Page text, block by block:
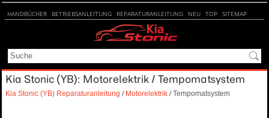
HANDBÜCHER BETRIEBSANLEITUNG REPARATURANLEITUNG NEU TOP SITEMAP
Kia Stonic (YB): Motorelektrik / Tempomatsystem
Kia Stonic (YB) Reparaturanleitung / Motorelektrik / Tempomatsystem